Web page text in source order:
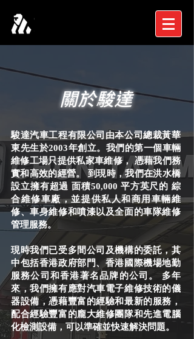
​關於駿達
駿達汽車工程有限公司由本公司總裁黃華
東先生於2003年創立。我們的第一個車輛
維修工場只提供私家車維修， 憑藉我們務
實和高效的經營。 到現時，我們在洪水橋
設立擁有超過 面積50,000 平方英尺的 綜
合維修車廠，並提供私人和商用車輛維
修、車身維修和噴漆以及全面的車隊維修
管理服務。
現時我們已受多間公司及機構的委託，其
中包括香港政府部門、香港國際機場地勤
服務公司和香港著名品牌的公司。 多年
來，我們擁有應對汽車電子維修技術的儀
器設備，憑藉豐富的經驗和最新的服務，
配合經驗豐富的龐大維修團隊和先進電腦
化檢測設備，可以準確並快速解決問題。